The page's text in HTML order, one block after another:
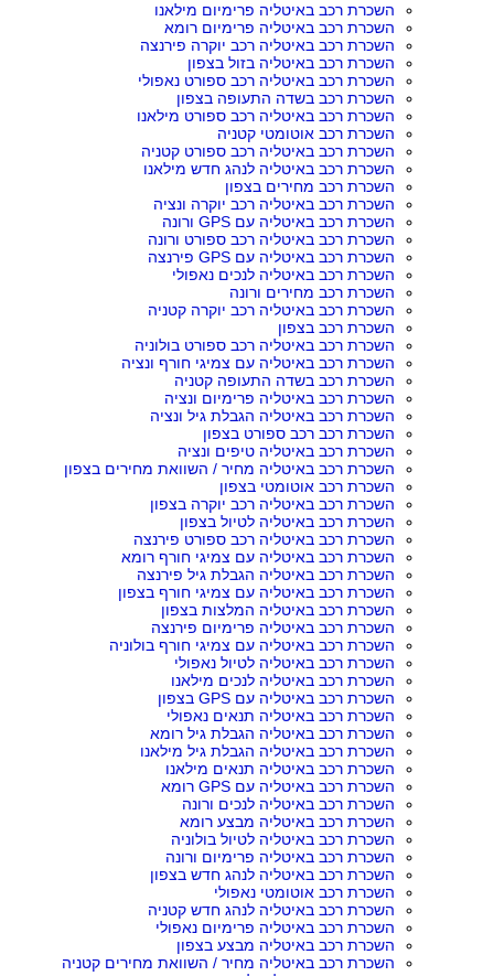
השכרת רכב באיטליה פרימיום מילאנו
השכרת רכב באיטליה פרימיום רומא
השכרת רכב באיטליה רכב יוקרה פירנצה
השכרת רכב באיטליה בזול בצפון
השכרת רכב באיטליה רכב ספורט נאפולי
השכרת רכב בשדה התעופה בצפון
השכרת רכב באיטליה רכב ספורט מילאנו
השכרת רכב אוטומטי קטניה
השכרת רכב באיטליה רכב ספורט קטניה
השכרת רכב באיטליה לנהג חדש מילאנו
השכרת רכב מחירים בצפון
השכרת רכב באיטליה רכב יוקרה ונציה
השכרת רכב באיטליה עם GPS ורונה
השכרת רכב באיטליה רכב ספורט ורונה
השכרת רכב באיטליה עם GPS פירנצה
השכרת רכב באיטליה לנכים נאפולי
השכרת רכב מחירים ורונה
השכרת רכב באיטליה רכב יוקרה קטניה
השכרת רכב בצפון
השכרת רכב באיטליה רכב ספורט בולוניה
השכרת רכב באיטליה עם צמיגי חורף ונציה
השכרת רכב בשדה התעופה קטניה
השכרת רכב באיטליה פרימיום ונציה
השכרת רכב באיטליה הגבלת גיל ונציה
השכרת רכב רכב ספורט בצפון
השכרת רכב באיטליה טיפים ונציה
השכרת רכב באיטליה מחיר / השוואת מחירים בצפון
השכרת רכב אוטומטי בצפון
השכרת רכב באיטליה רכב יוקרה בצפון
השכרת רכב באיטליה לטיול בצפון
השכרת רכב באיטליה רכב ספורט פירנצה
השכרת רכב באיטליה עם צמיגי חורף רומא
השכרת רכב באיטליה הגבלת גיל פירנצה
השכרת רכב באיטליה עם צמיגי חורף בצפון
השכרת רכב באיטליה המלצות בצפון
השכרת רכב באיטליה פרימיום פירנצה
השכרת רכב באיטליה עם צמיגי חורף בולוניה
השכרת רכב באיטליה לטיול נאפולי
השכרת רכב באיטליה לנכים מילאנו
השכרת רכב באיטליה עם GPS בצפון
השכרת רכב באיטליה תנאים נאפולי
השכרת רכב באיטליה הגבלת גיל רומא
השכרת רכב באיטליה הגבלת גיל מילאנו
השכרת רכב באיטליה תנאים מילאנו
השכרת רכב באיטליה עם GPS רומא
השכרת רכב באיטליה לנכים ורונה
השכרת רכב באיטליה מבצע רומא
השכרת רכב באיטליה לטיול בולוניה
השכרת רכב באיטליה פרימיום ורונה
השכרת רכב באיטליה לנהג חדש בצפון
השכרת רכב אוטומטי נאפולי
השכרת רכב באיטליה לנהג חדש קטניה
השכרת רכב באיטליה פרימיום נאפולי
השכרת רכב באיטליה מבצע בצפון
השכרת רכב באיטליה מחיר / השוואת מחירים קטניה